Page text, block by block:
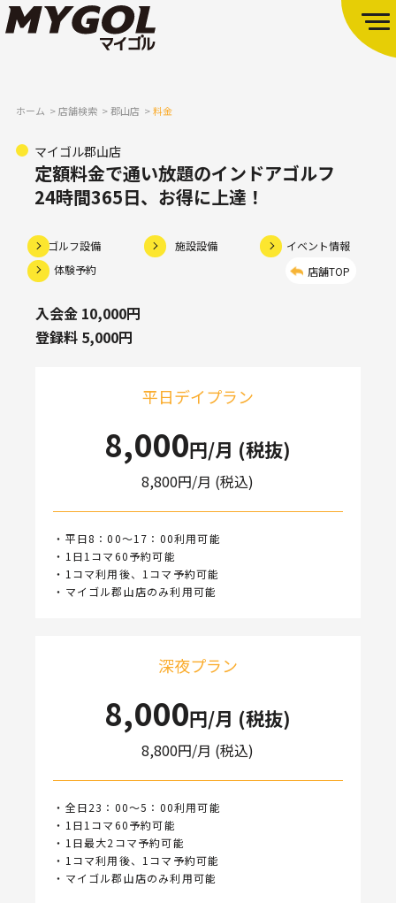
ホーム 店舗検索 郡山店 料金
マイゴル郡山店
定額料金で通い放題のインドアゴルフ
24時間365日、お得に上達！
ゴルフ設備 施設設備
イベント情報
体験予約
店舗TOP
入会金 10,000円
登録料 5,000円
平日デイプラン
8,000円/月 (税抜)
8,800円/月 (税込)
・平日8：00～17：00利用可能
・1日1コマ60予約可能
・1コマ利用後、1コマ予約可能
・マイゴル郡山店のみ利用可能
深夜プラン
8,000円/月 (税抜)
8,800円/月 (税込)
・全日23：00～5：00利用可能
・1日1コマ60予約可能
・1日最大2コマ予約可能
・1コマ利用後、1コマ予約可能
・マイゴル郡山店のみ利用可能